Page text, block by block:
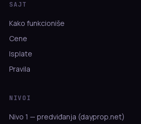
SAJT
Kako funkcioniše
Cene
Isplate
Pravila
NIVOI
Nivo 1 — predviđanja (dayprop.net)